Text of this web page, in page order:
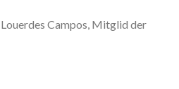
Campos, Mitglid der